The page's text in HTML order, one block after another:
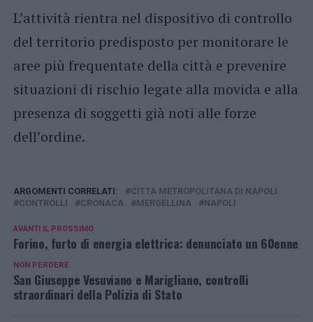
L’attività rientra nel dispositivo di controllo
del territorio predisposto per monitorare le
aree più frequentate della città e prevenire
situazioni di rischio legate alla movida e alla
presenza di soggetti già noti alle forze
dell’ordine.
ARGOMENTI CORRELATI:
CITTÀ METROPOLITANA DI NAPOLI
CONTROLLI
CRONACA MERGELLINA NAPOLI
AVANTI IL ​​PROSSIMO
Forino, furto di energia elettrica: denunciato un 60enne
NON PERDERE
San Giuseppe Vesuviano e Marigliano, controlli
straordinari della Polizia di Stato